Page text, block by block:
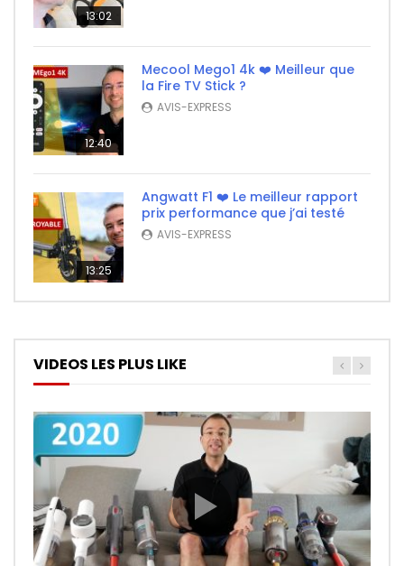
13:02
12:40
Mecool Mego1 4k ❤️ Meilleur que
la Fire TV Stick ?
AVIS-EXPRESS
13:25
Angwatt F1 ❤️ Le meilleur rapport
prix performance que j’ai testé
AVIS-EXPRESS
VIDEOS LES PLUS LIKE